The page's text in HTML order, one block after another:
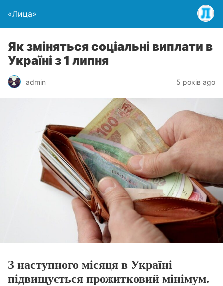
«Лица»
Як зміняться соціальні виплати в
Україні з 1 липня
admin 5 років ago
З наступного місяця в Україні
підвищується прожитковий мінімум.